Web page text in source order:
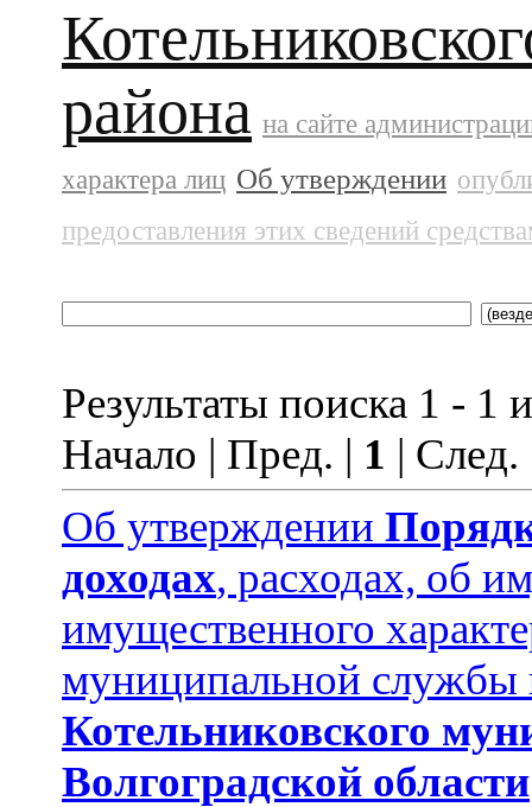
района на сайте
характера лиц Об утверждении
предоставления этих сведений
Результаты поиска 1 - 1
Начало | Пред. | 1 |
Об утверждении
доходах, расходах, об
имущественного
муниципальной службы
Котельниковского
Волгоградской области